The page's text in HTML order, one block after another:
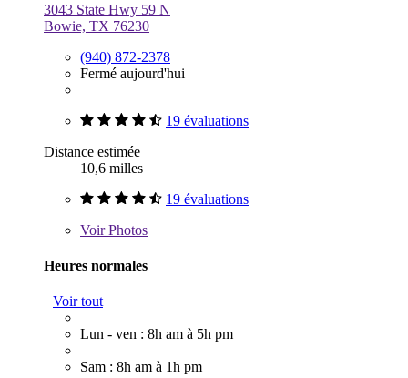
3043 State Hwy 59 N
Bowie, TX 76230
(940) 872-2378
Fermé aujourd'hui
19 évaluations
Distance estimée
10,6 milles
19 évaluations
VoirPhotos
Heures normales
Voir tout
Lun - ven : 8h am à 5h pm
Sam : 8h am à 1h pm